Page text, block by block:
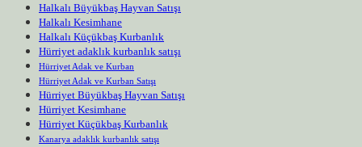
Halkalı Büyükbaş Hayvan Satışı
Halkalı Kesimhane
Halkalı Küçükbaş Kurbanlık
Hürriyet adaklık kurbanlık satışı
Hürriyet Adak ve Kurban
Hürriyet Adak ve Kurban Satışı
Hürriyet Büyükbaş Hayvan Satışı
Hürriyet Kesimhane
Hürriyet Küçükbaş Kurbanlık
Kanarya adaklık kurbanlık satışı